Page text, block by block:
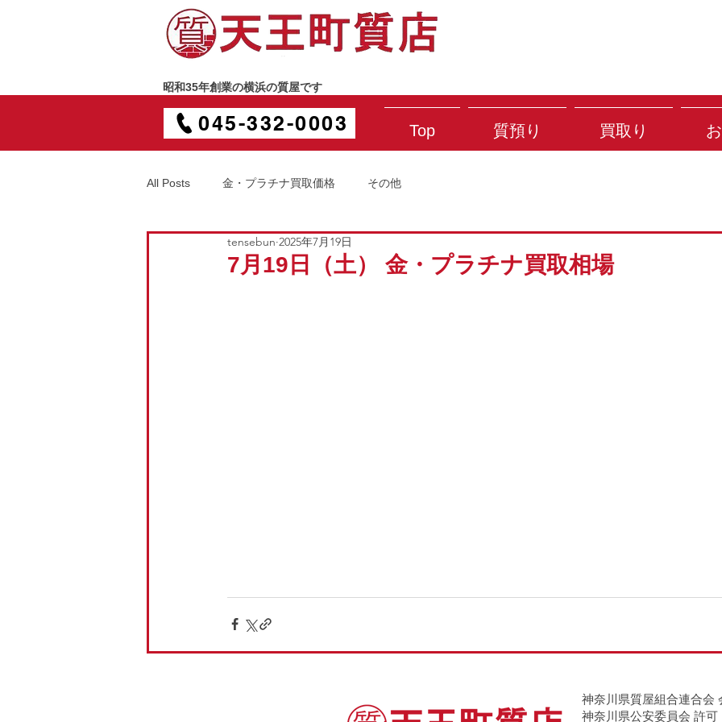
昭和35年創業の横浜の質屋です
045-332-0003 Top 質預り 買取り
All Posts 金・プラチナ買取価格 その他
7月19日（土） 金・プラチナ買取相場
tensebun 2025年7月19日
神奈川県質屋組合連合会
神奈川県公安委員会 許可